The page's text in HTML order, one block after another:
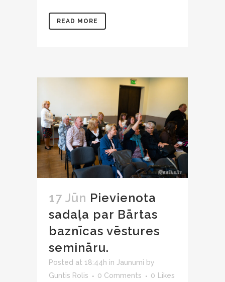
READ MORE
17 Jūn Pievienota
sadaļa par Bārtas
baznīcas vēstures
semināru.
Posted at 18:44h in Jaunumi by
Guntis Rolis
0 Comments 0 Likes